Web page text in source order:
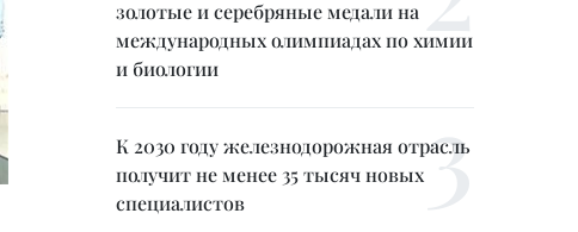
золотые и серебряные медали на
международных олимпиадах по химии
и биологии
К 2030 году железнодорожная отрасль
получит не менее 35 тысяч новых
специалистов